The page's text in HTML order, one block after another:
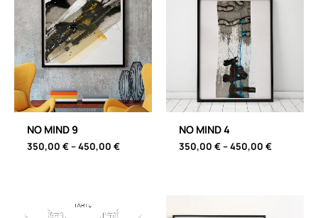
NO MIND 9
350,00 €–450,00 €Price
NO MIND 4
350,00 €–450,00 €Price